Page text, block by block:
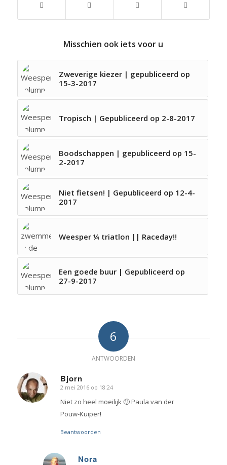
Misschien ook iets voor u
Zweverige kiezer | gepubliceerd op
15-3-2017
Tropisch | Gepubliceerd op 2-8-2017
Boodschappen | gepubliceerd op 15-
2-2017
Niet fietsen! | Gepubliceerd op 12-4-
2017
Weesper ¼ triatlon || Raceday!!
Een goede buur | Gepubliceerd op
27-9-2017
6
ANTWOORDEN
Bjorn
zegt:
2 mei 2016 op 18:24
Niet zo heel moeilijk 🙂 Paula van der
Pouw-Kuiper!
Beantwoorden
Nora